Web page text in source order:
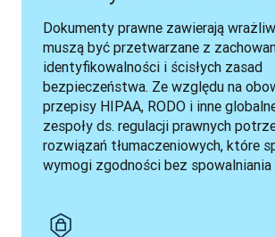
Dokumenty prawne zawierają
muszą być przetwarzane z
identyfikowalności i ścisłych zasad
bezpieczeństwa. Ze względu na
przepisy HIPAA, RODO i inne
zespoły ds. regulacji prawnych
rozwiązań tłumaczeniowych, które
wymogi zgodności bez spowalniania